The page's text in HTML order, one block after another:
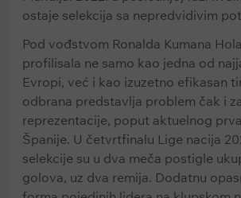
ostaje selekcija sa nepredvidivim
Pod vođstvom Ronalda Kumana
profilisala ne samo kao jedna od
Evropi, već i kao izuzetno efikasan
odbrana predstavlja problem čak i
reprezentacije, poput aktuelnog
Španije. U četvrtfinalu Lige nacija
selekcije su u dva meča postigle
golova, uz dva remija. Dodatnu